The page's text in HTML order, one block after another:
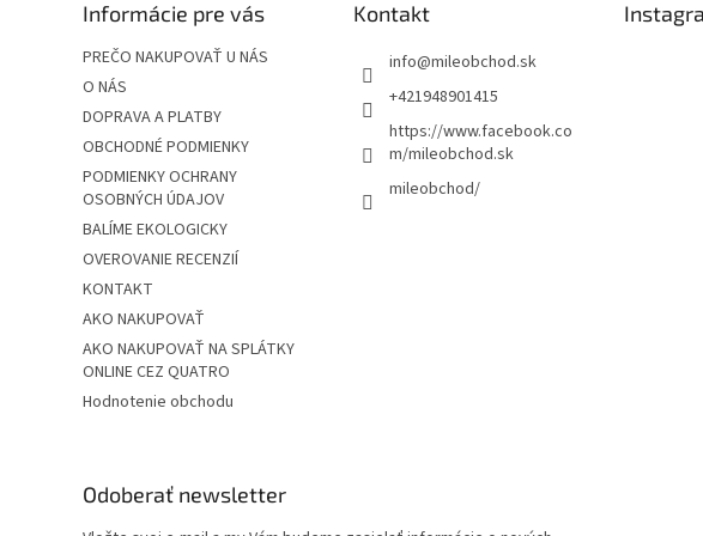
Informácie pre vás
PREČO NAKUPOVAŤ U NÁS
O NÁS
DOPRAVA A PLATBY
OBCHODNÉ PODMIENKY
PODMIENKY OCHRANY
OSOBNÝCH ÚDAJOV
BALÍME EKOLOGICKY
OVEROVANIE RECENZIÍ
KONTAKT
AKO NAKUPOVAŤ
AKO NAKUPOVAŤ NA SPLÁTKY
ONLINE CEZ QUATRO
Hodnotenie obchodu
Kontakt
info@mileobchod.sk
+421948901415
https://www.facebook.co
m/mileobchod.sk
mileobchod/
Odoberať newsletter